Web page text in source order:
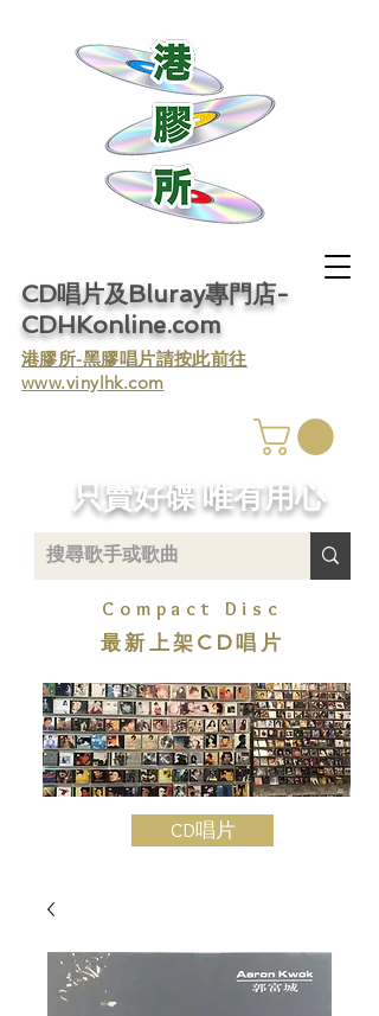
CD唱片及Bluray專門店-
CDHKonline.com
​港膠所-黑膠唱片請按此前往
www.vinylhk.com
​只賣好碟 唯有用心
Compact Disc
最新上架CD唱片
CD唱片